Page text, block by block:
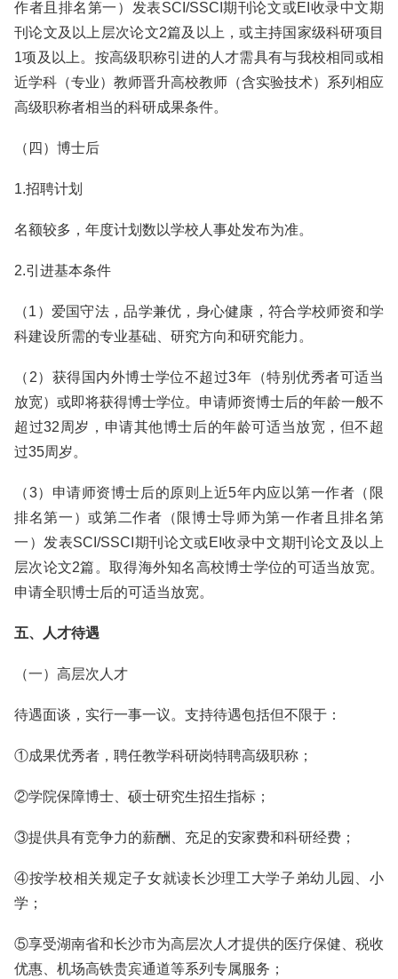
作者且排名第一）发表SCI/SSCI期刊论文或EI收录中文期
刊论文及以上层次论文2篇及以上，或主持国家级科研项目
1项及以上。按高级职称引进的人才需具有与我校相同或相
近学科（专业）教师晋升高校教师（含实验技术）系列相应
高级职称者相当的科研成果条件。
（四）博士后
1.招聘计划
名额较多，年度计划数以学校人事处发布为准。
2.引进基本条件
（1）爱国守法，品学兼优，身心健康，符合学校师资和学
科建设所需的专业基础、研究方向和研究能力。
（2）获得国内外博士学位不超过3年（特别优秀者可适当
放宽）或即将获得博士学位。申请师资博士后的年龄一般不
超过32周岁，申请其他博士后的年龄可适当放宽，但不超
过35周岁。
（3）申请师资博士后的原则上近5年内应以第一作者（限
排名第一）或第二作者（限博士导师为第一作者且排名第
一）发表SCI/SSCI期刊论文或EI收录中文期刊论文及以上
层次论文2篇。取得海外知名高校博士学位的可适当放宽。
申请全职博士后的可适当放宽。
五、人才待遇
（一）高层次人才
待遇面谈，实行一事一议。支持待遇包括但不限于：
①成果优秀者，聘任教学科研岗特聘高级职称；
②学院保障博士、硕士研究生招生指标；
③提供具有竞争力的薪酬、充足的安家费和科研经费；
④按学校相关规定子女就读长沙理工大学子弟幼儿园、小
学；
⑤享受湖南省和长沙市为高层次人才提供的医疗保健、税收
优惠、机场高铁贵宾通道等系列专属服务；